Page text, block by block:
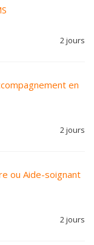
2 jours
en
2 jours
ou Aide-soignant
2 jours